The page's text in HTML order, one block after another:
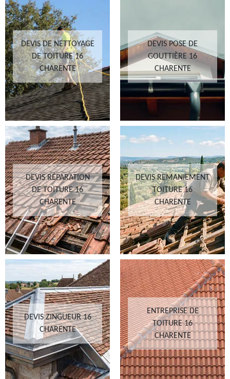
DEVIS DE NETTOYAGE
DE TOITURE 16
CHARENTE
DEVIS POSE DE
GOUTTIÈRE 16
CHARENTE
DEVIS RÉPARATION
DE TOITURE 16
CHARENTE
DEVIS REMANIEMENT
TOITURE 16
CHARENTE
DEVIS ZINGUEUR 16
CHARENTE
ENTREPRISE DE
TOITURE 16
CHARENTE